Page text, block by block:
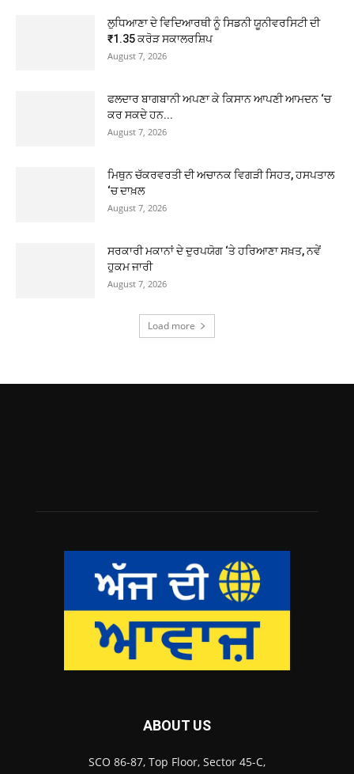
ਲੁਧਿਆਣਾ ਦੇ ਵਿਦਿਆਰਥੀ ਨੂੰ ਸਿਡਨੀ ਯੂਨੀਵਰਸਿਟੀ ਦੀ
₹1.35 ਕਰੋੜ ਸਕਾਲਰਸ਼ਿਪ
August 7, 2026
ਫਲਦਾਰ ਬਾਗਬਾਨੀ ਅਪਣਾ ਕੇ ਕਿਸਾਨ ਆਪਣੀ ਆਮਦਨ ‘ਚ
ਕਰ ਸਕਦੇ ਹਨ...
August 7, 2026
ਮਿਥੁਨ ਚੱਕਰਵਰਤੀ ਦੀ ਅਚਾਨਕ ਵਿਗੜੀ ਸਿਹਤ, ਹਸਪਤਾਲ
‘ਚ ਦਾਖ਼ਲ
August 7, 2026
ਸਰਕਾਰੀ ਮਕਾਨਾਂ ਦੇ ਦੁਰਪਯੋਗ ‘ਤੇ ਹਰਿਆਣਾ ਸਖ਼ਤ, ਨਵੇਂ
ਹੁਕਮ ਜਾਰੀ
August 7, 2026
Load more
ABOUT US
SCO 86-87, Top Floor, Sector 45-C,